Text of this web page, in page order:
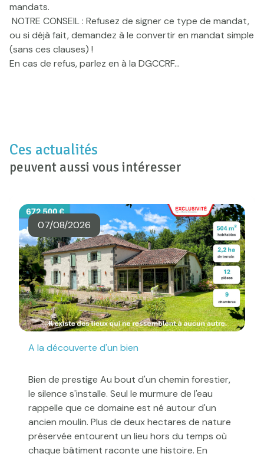
mandats.
NOTRE CONSEIL : Refusez de signer ce type de mandat,
ou si déjà fait, demandez à le convertir en mandat simple
(sans ces clauses) !
En cas de refus, parlez en à la DGCCRF...
Ces actualités
peuvent aussi vous intéresser
07/08/2026
A la découverte d'un bien
Bien de prestige Au bout d'un chemin forestier,
le silence s'installe. Seul le murmure de l'eau
rappelle que ce domaine est né autour d'un
ancien moulin. Plus de deux hectares de nature
préservée entourent un lieu hors du temps où
chaque bâtiment raconte une histoire. En